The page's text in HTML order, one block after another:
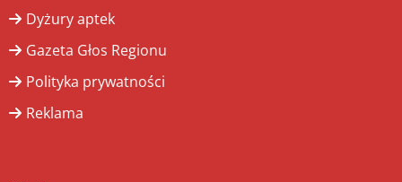
Dyżury aptek
Gazeta Głos Regionu
Polityka prywatności
Reklama